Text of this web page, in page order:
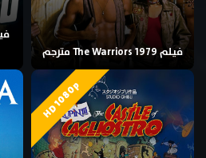
فيلم The Warriors 1979 مترجم
HD 1080p